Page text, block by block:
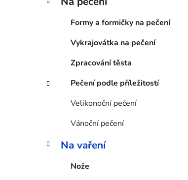
Formy a formičky na pečení
Vykrajovátka na pečení
Zpracování těsta
Pečení podle příležitostí
Velikonoční pečení
Vánoční pečení
Na vaření
Nože